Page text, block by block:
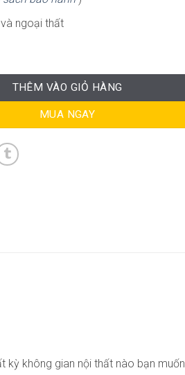
ngoại thất
lượng
THÊM VÀO GIỎ HÀNG
MUA NGAY
không gian nội thất nào bạn muốn.